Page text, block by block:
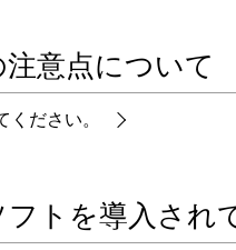
意点について
ください。
トを導入され